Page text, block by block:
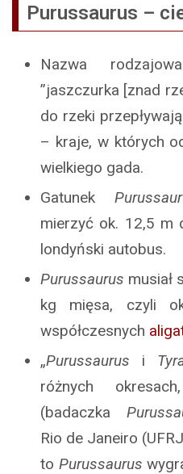
Purussaurus –
Nazwa
”jaszczurka [znad
do rzeki
– kraje, w których
wielkiego gada.
Gatunek
mierzyć ok. 12,5 m
londyński autobus.
Purussaurus musiał
kg mięsa, czyli
współczesnych
„Purussaurus i
różnych
(badaczka
Rio de Janeiro
to Purussaurus